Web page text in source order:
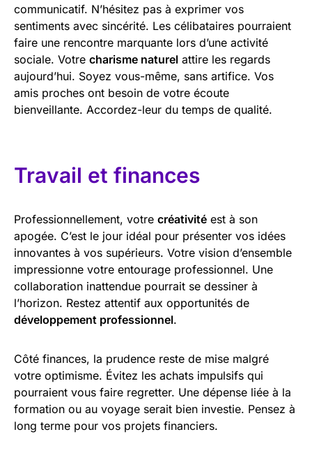
communicatif. N’hésitez pas à exprimer vos
sentiments avec sincérité. Les célibataires pourraient
faire une rencontre marquante lors d’une activité
sociale. Votre charisme naturel attire les regards
aujourd’hui. Soyez vous-même, sans artifice. Vos
amis proches ont besoin de votre écoute
bienveillante. Accordez-leur du temps de qualité.
Travail et finances
Professionnellement, votre créativité est à son
apogée. C’est le jour idéal pour présenter vos idées
innovantes à vos supérieurs. Votre vision d’ensemble
impressionne votre entourage professionnel. Une
collaboration inattendue pourrait se dessiner à
l’horizon. Restez attentif aux opportunités de
développement professionnel.
Côté finances, la prudence reste de mise malgré
votre optimisme. Évitez les achats impulsifs qui
pourraient vous faire regretter. Une dépense liée à la
formation ou au voyage serait bien investie. Pensez à
long terme pour vos projets financiers.